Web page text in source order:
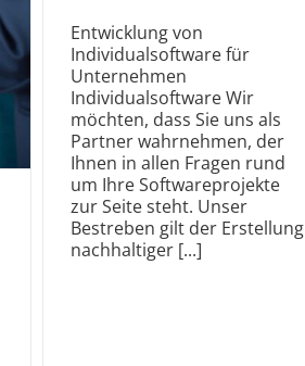
Entwicklung von
Individualsoftware für
Unternehmen
Individualsoftware Wir
möchten, dass Sie uns als
Partner wahrnehmen, der
Ihnen in allen Fragen rund
um Ihre Softwareprojekte
zur Seite steht. Unser
Bestreben gilt der Erstellung
nachhaltiger [...]